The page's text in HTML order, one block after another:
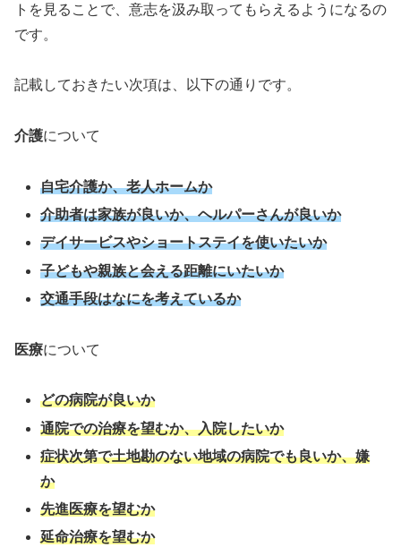
トを見ることで、意志を汲み取ってもらえるようになるの
です。
記載しておきたい次項は、以下の通りです。
介護について
自宅介護か、老人ホームか
介助者は家族が良いか、ヘルパーさんが良いか
デイサービスやショートステイを使いたいか
子どもや親族と会える距離にいたいか
交通手段はなにを考えているか
医療について
どの病院が良いか
通院での治療を望むか、入院したいか
症状次第で土地勘のない地域の病院でも良いか、嫌
か
先進医療を望むか
延命治療を望むか